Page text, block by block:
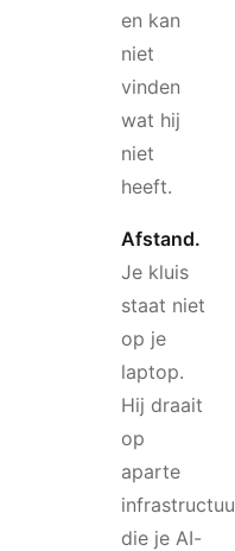
en kan
niet
vinden
wat hij
niet
heeft.
Afstand.
Je kluis
staat niet
op je
laptop.
Hij draait
op
aparte
die je AI-